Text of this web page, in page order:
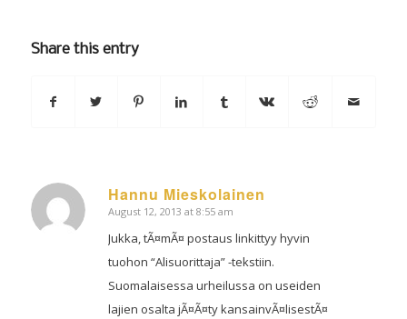
Share this entry
Hannu Mieskolainen
says:
August 12, 2013 at 8:55 am
Jukka, tÃ¤mÃ¤ postaus linkittyy hyvin
tuohon “Alisuorittaja” -tekstiin.
Suomalaisessa urheilussa on useiden
lajien osalta jÃ¤Ã¤ty kansainvÃ¤lisestÃ¤